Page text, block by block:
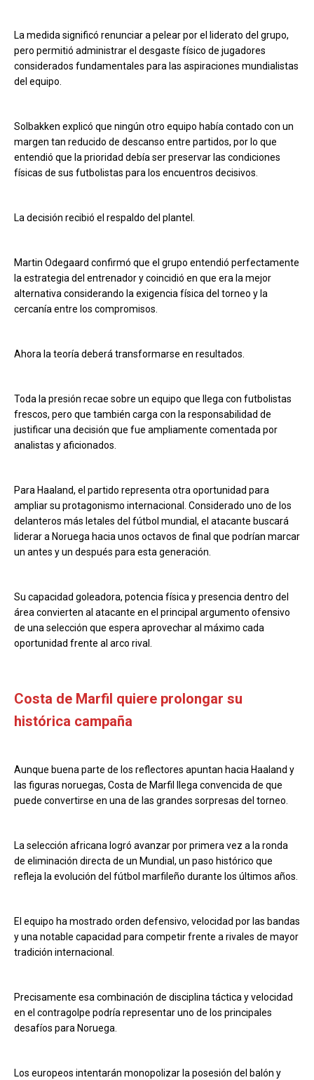
La medida significó renunciar a pelear por el liderato del grupo,
pero permitió administrar el desgaste físico de jugadores
considerados fundamentales para las aspiraciones mundialistas
del equipo.
Solbakken explicó que ningún otro equipo había contado con un
margen tan reducido de descanso entre partidos, por lo que
entendió que la prioridad debía ser preservar las condiciones
físicas de sus futbolistas para los encuentros decisivos.
La decisión recibió el respaldo del plantel.
Martin Odegaard confirmó que el grupo entendió perfectamente
la estrategia del entrenador y coincidió en que era la mejor
alternativa considerando la exigencia física del torneo y la
cercanía entre los compromisos.
Ahora la teoría deberá transformarse en resultados.
Toda la presión recae sobre un equipo que llega con futbolistas
frescos, pero que también carga con la responsabilidad de
justificar una decisión que fue ampliamente comentada por
analistas y aficionados.
Para Haaland, el partido representa otra oportunidad para
ampliar su protagonismo internacional. Considerado uno de los
delanteros más letales del fútbol mundial, el atacante buscará
liderar a Noruega hacia unos octavos de final que podrían marcar
un antes y un después para esta generación.
Su capacidad goleadora, potencia física y presencia dentro del
área convierten al atacante en el principal argumento ofensivo
de una selección que espera aprovechar al máximo cada
oportunidad frente al arco rival.
Costa de Marfil quiere prolongar su
histórica campaña
Aunque buena parte de los reflectores apuntan hacia Haaland y
las figuras noruegas, Costa de Marfil llega convencida de que
puede convertirse en una de las grandes sorpresas del torneo.
La selección africana logró avanzar por primera vez a la ronda
de eliminación directa de un Mundial, un paso histórico que
refleja la evolución del fútbol marfileño durante los últimos años.
El equipo ha mostrado orden defensivo, velocidad por las bandas
y una notable capacidad para competir frente a rivales de mayor
tradición internacional.
Precisamente esa combinación de disciplina táctica y velocidad
en el contragolpe podría representar uno de los principales
desafíos para Noruega.
Los europeos intentarán monopolizar la posesión del balón y